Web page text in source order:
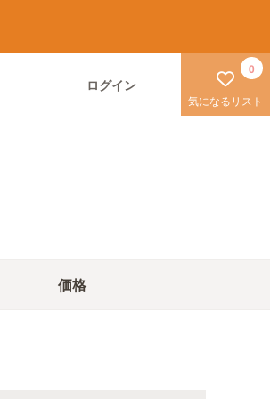
ログイン
気になるリスト
0
価格